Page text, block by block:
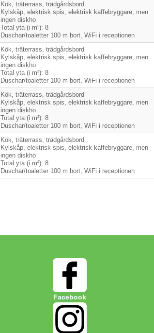
Kök, träterrass, trädgårdsbord
Kylskåp, elektrisk spis, elektrisk kaffebryggare, men
ingen diskho
Total yta (i m²): 8
Duschar/toaletter 100 m bort, WiFi i receptionen
Kök, träterrass, trädgårdsbord
Kylskåp, elektrisk spis, elektrisk kaffebryggare, men
ingen diskho
Total yta (i m²): 8
Duschar/toaletter 100 m bort, WiFi i receptionen
Kök, träterrass, trädgårdsbord
Kylskåp, elektrisk spis, elektrisk kaffebryggare, men
ingen diskho
Total yta (i m²): 8
Duschar/toaletter 100 m bort, WiFi i receptionen
Kök, träterrass, trädgårdsbord
Kylskåp, elektrisk spis, elektrisk kaffebryggare, men
ingen diskho
Total yta (i m²): 8
Duschar/toaletter 100 m bort, WiFi i receptionen
Facebook